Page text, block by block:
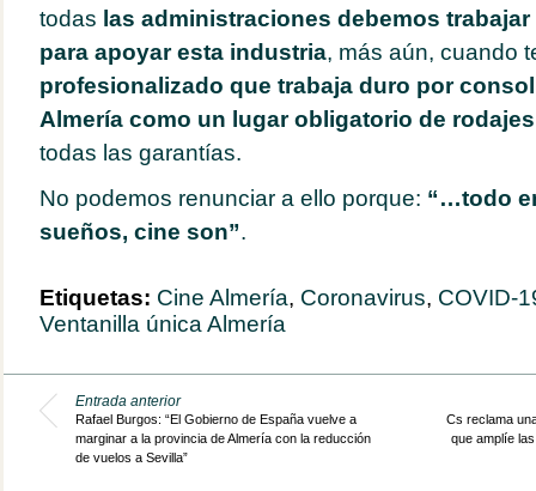
todas las administraciones debemos
para apoyar esta industria, más aún, cuando
profesionalizado que trabaja duro por
Almería como un lugar obligatorio de rodajes
todas las garantías.
No podemos renunciar a ello porque: “…todo
sueños, cine son”.
Etiquetas: Cine Almería, Coronavirus, COVID-
Ventanilla única Almería
Entrada anterior
Rafael Burgos: “El Gobierno de España vuelve a
marginar a la provincia de Almería con la reducción
de vuelos a Sevilla”
Cs reclama
que amplíe